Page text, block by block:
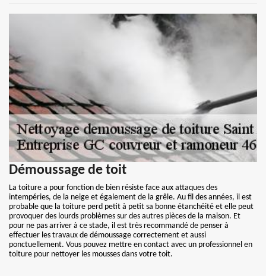
Démoussage de toit
La toiture a pour fonction de bien résiste face aux attaques des
intempéries, de la neige et également de la grêle. Au fil des années, il est
probable que la toiture perd petit à petit sa bonne étanchéité et elle peut
provoquer des lourds problèmes sur des autres pièces de la maison. Et
pour ne pas arriver à ce stade, il est très recommandé de penser à
effectuer les travaux de démoussage correctement et aussi
ponctuellement. Vous pouvez mettre en contact avec un professionnel en
toiture pour nettoyer les mousses dans votre toit.